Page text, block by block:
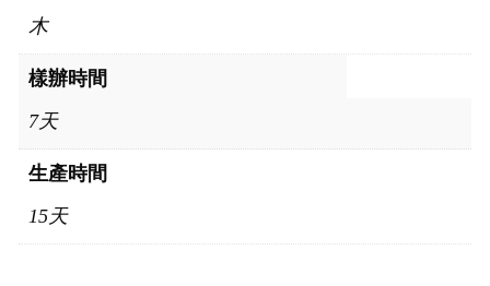
木
樣辦時間
7天
生產時間
15天